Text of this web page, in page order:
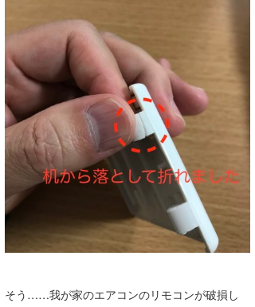
そう……我が家のエアコンのリモコンが破損し
ハンマー
まっきー
三輪予報士
小川予報士
上田純子
上條将美
唐澤予報士
SancheZ